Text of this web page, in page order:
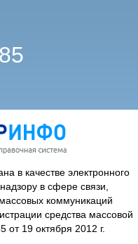
в качестве электронного
в сфере связи,
коммуникаций
средства массовой
19 октября 2012 г.